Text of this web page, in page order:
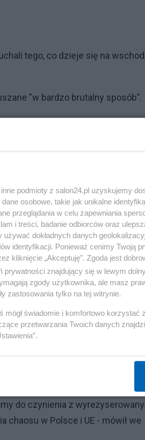
tego, co dzieje się na
"w bardzo brutalny sposób".
integralność naszych
strony władz z Moskwy są
jest jedynie wykonawcą zadań
pozycji Rosji.
a nie militarny!"
wyjątkowego
brak łóżek!
do czynienia z
chaosu w Polsce i UE - mówił we
podmioty z salon24.pl uzyskujemy
osobowe, takie jak unikalne
przeglądania w celu zapewniania
i treści, badanie odbiorców oraz
dokładnych danych
identyfikacji. Ponieważ cenimy Twoją
kliknięcie „Akceptuję”. Zgoda jest
znajdujący się w lewym
zgody użytkownika, ale masz
zastosowania tylko na tej witrynie.
mógł świadomie i komfortowo korzystać
przetwarzania Twoich danych